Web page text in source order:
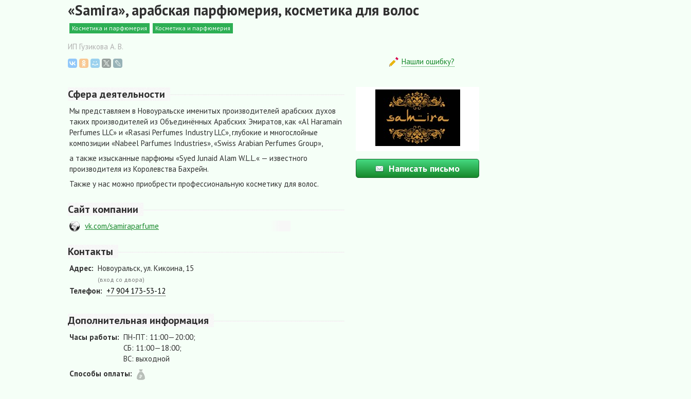
«Samira», арабская парфюмерия, косметика для волос
Косметика и парфюмерия Косметика и парфюмерия
ИП Гузикова А. В.
Нашли ошибку?
Сфера деятельности
Мы представляем в Новоуральске именитых производителей арабских духов
таких производителей из Объединённых Арабских Эмиратов, как «Al Haramain
Perfumes LLC» и «Rasasi Perfumes Industry LLC», глубокие и многослойные
композиции «Nabeel Parfumes Industries», «Swiss Arabian Perfumes Group»,
а также изысканные парфюмы «Syed Junaid Alam W.L.L.« — известного
производителя из Королевства Бахрейн.
Также у нас можно приобрести профессиональную косметику для волос.
Сайт компании
vk.com/samiraparfume
Контакты
Адрес: Новоуральск, ул. Кикоина, 15
(вход со двора)
Телефон: +7 904 173-53-12
Дополнительная информация
Часы работы: ПН-ПТ: 11:00—20:00;
СБ: 11:00—18:00;
ВС: выходной
Способы оплаты:
Написать письмо